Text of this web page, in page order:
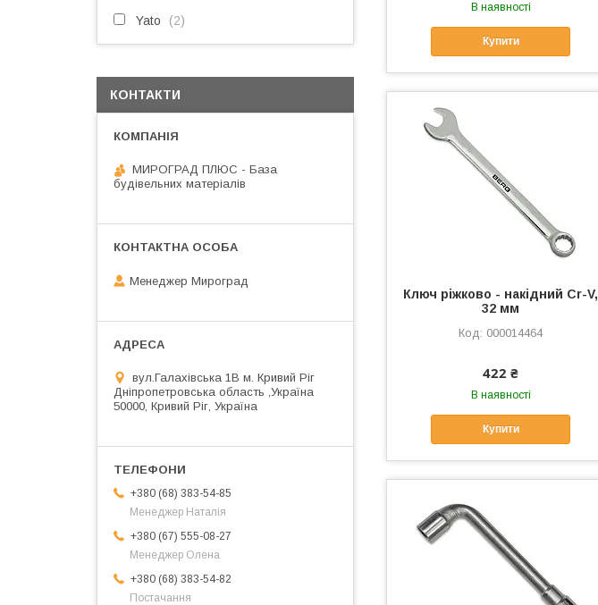
В наявності
Купити
Ключ ріжково - накідний Cr-V,
32 мм
000014464
422 ₴
В наявності
Купити
Yato 2
КОНТАКТИ
МИРОГРАД ПЛЮС - База
будівельних матеріалів
Менеджер Мироград
вул.Галахівська 1В м. Кривий Ріг
Дніпропетровська область ,Україна
50000, Кривий Ріг, Україна
+380 (68) 383-54-85
Менеджер Наталія
+380 (67) 555-08-27
Менеджер Олена
+380 (68) 383-54-82
Постачання